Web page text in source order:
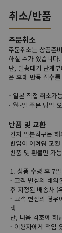
취소/반품
주문취소
주문취소는 상품준
하실 수가 있습니다.
단, 발송대기 단계
은 후에 반품 접수
- 일본 직접 취소가
· 월~일 주문 당일
반품 및 교환
긴자 일본직구는
반입이 어려워 교
반품 및 환불만 가
1. 상품 수령 후 7
- 고객 변심의 해외
후 지정된 배송사 (
- 고객 변심의 경우
생
단, 다음 각호에 해
- 이용자에게 책임